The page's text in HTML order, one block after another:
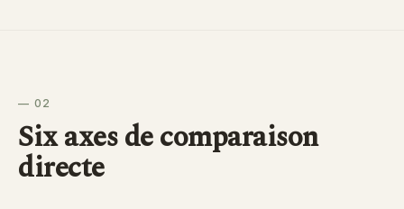
— 02
Six axes de comparaison
directe